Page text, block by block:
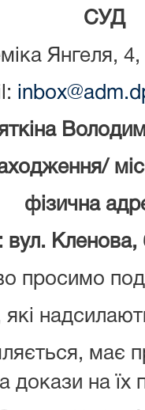
СУД
Янгеля,
а
фізична
вул. Кленова,
просимо
які
має
докази на їх